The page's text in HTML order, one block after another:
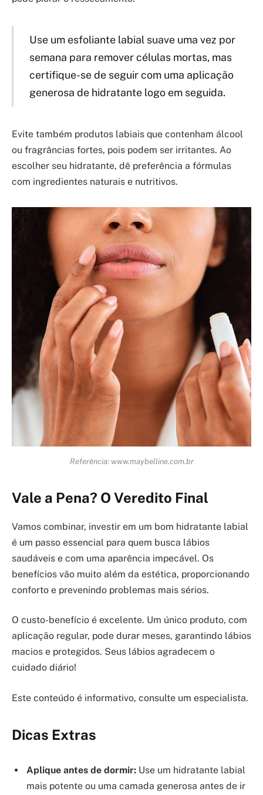
Use um esfoliante labial suave uma vez por
semana para remover células mortas, mas
certifique-se de seguir com uma aplicação
generosa de hidratante logo em seguida.
Evite também produtos labiais que contenham álcool
ou fragrâncias fortes, pois podem ser irritantes. Ao
escolher seu hidratante, dê preferência a fórmulas
com ingredientes naturais e nutritivos.
Referência: www.maybelline.com.br
Vale a Pena? O Veredito Final
Vamos combinar, investir em um bom hidratante labial
é um passo essencial para quem busca lábios
saudáveis e com uma aparência impecável. Os
benefícios vão muito além da estética, proporcionando
conforto e prevenindo problemas mais sérios.
O custo-benefício é excelente. Um único produto, com
aplicação regular, pode durar meses, garantindo lábios
macios e protegidos. Seus lábios agradecem o
cuidado diário!
Este conteúdo é informativo, consulte um especialista.
Dicas Extras
Aplique antes de dormir: Use um hidratante labial
mais potente ou uma camada generosa antes de ir